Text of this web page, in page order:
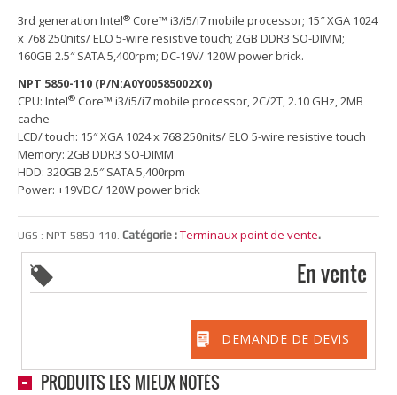
3rd generation Intel® Core™ i3/i5/i7 mobile processor; 15″ XGA 1024
x 768 250nits/ ELO 5-wire resistive touch; 2GB DDR3 SO-DIMM;
160GB 2.5″ SATA 5,400rpm; DC-19V/ 120W power brick.
NPT 5850-110 (P/N:A0Y00585002X0)
CPU: Intel® Core™ i3/i5/i7 mobile processor, 2C/2T, 2.10 GHz, 2MB
cache
LCD/ touch: 15″ XGA 1024 x 768 250nits/ ELO 5-wire resistive touch
Memory: 2GB DDR3 SO-DIMM
HDD: 320GB 2.5″ SATA 5,400rpm
Power: +19VDC/ 120W power brick
UGS : NPT-5850-110 Catégorie : Terminaux point de vente.
En vente
DEMANDE DE DEVIS
PRODUITS LES MIEUX NOTÉS